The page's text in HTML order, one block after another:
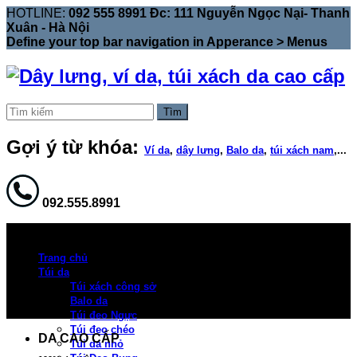
HOTLINE: 092 555 8991 Đc: 111 Nguyễn Ngọc Nại- Thanh
Xuân - Hà Nội
Define your top bar navigation in Apperance > Menus
Tìm
Gợi ý từ khóa: Ví da, dây lưng, Balo da, túi xách nam,...
092.555.8991
Trang chủ
Túi da
Túi xách công sở
Balo da
Túi đeo Ngực
Túi đeo chéo
Túi da nhỏ
DA CAO CẤP